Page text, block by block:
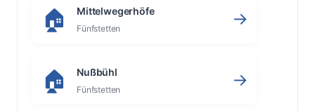
🏠 Mittelwegerhöfe
Fünfstetten →
🏠 Nußbühl
Fünfstetten →